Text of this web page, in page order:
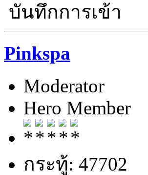
บันทึกการเข้า
Pinkspa
Moderator
Hero Member
กระทู้: 47702